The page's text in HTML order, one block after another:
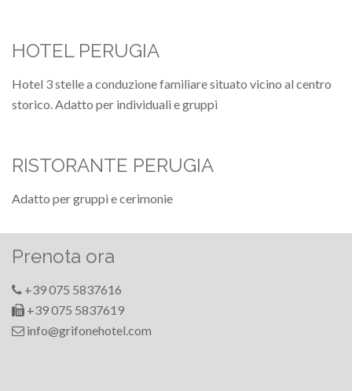
HOTEL PERUGIA
Hotel 3 stelle a conduzione familiare situato vicino al centro
storico. Adatto per individuali e gruppi
RISTORANTE PERUGIA
Adatto per gruppi e cerimonie
Prenota ora
+39 075 5837616
+39 075 5837619
info@grifonehotel.com